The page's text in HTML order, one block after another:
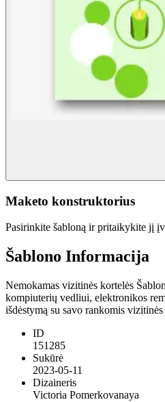
Maketo konstruktorius
Pasirinkite šabloną ir pritaikykite jį
Šablono Informacija
Nemokamas vizitinės kortelės
kompiuterių vedliui, elektronikos
išdėstymą su savo rankomis
ID
151285
Sukūrė
2023-05-11
Dizaineris
Victoria Pomerkovanaya